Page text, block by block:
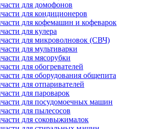
для домофонов
для кондиционеров
для кофемашин и кофеварок
для кулера
для микроволновок (СВЧ)
для мультиварки
для мясорубки
для обогревателей
для оборудования общепита
для отпаривателей
для пароварок
для посудомоечных машин
для пылесосов
для соковыжималок